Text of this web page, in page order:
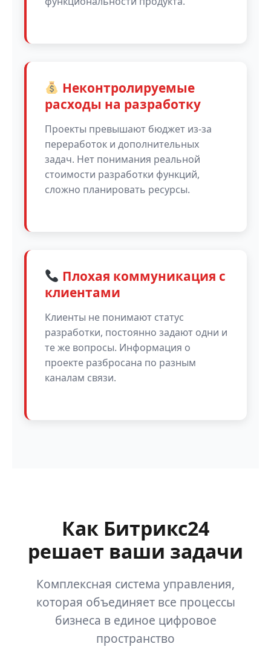
Неконтролируемые
расходы на разработку
Проекты превышают бюджет из-за
переработок и дополнительных
задач. Нет понимания реальной
стоимости разработки функций,
сложно планировать ресурсы.
Плохая коммуникация с
клиентами
Клиенты не понимают статус
разработки, постоянно задают одни и
те же вопросы. Информация о
проекте разбросана по разным
каналам связи.
Как Битрикс24
решает ваши задачи
Комплексная система управления,
которая объединяет все процессы
бизнеса в единое цифровое
пространство